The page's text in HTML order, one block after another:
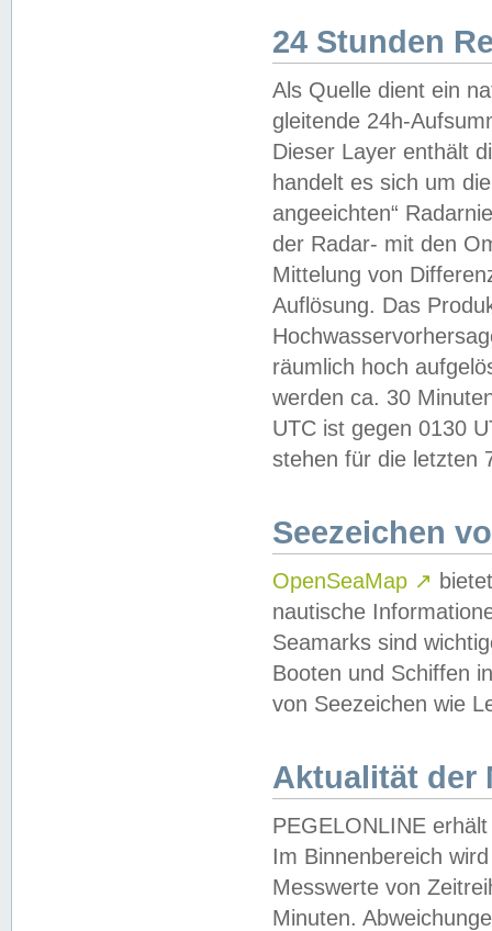
24 Stunden
Als Quelle dient ein
gleitende 24h-
Dieser Layer enthält
handelt es sich um
angeeichten“
der Radar- mit den
Mittelung von
Auflösung. Das
räumlich hoch
werden ca. 30
UTC ist gegen 0130
stehen für die letzten
Seezeichen
OpenSeaMap ↗
nautische
Seamarks sind
Booten und Schiffen
von Seezeichen wie
Aktualität der
PEGELONLINE
Im Binnenbereich
Messwerte von
Minuten.